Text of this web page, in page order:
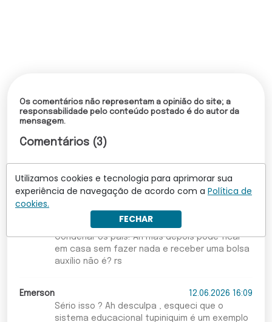
Os comentários não representam a opinião do site; a
responsabilidade pelo conteúdo postado é do autor da
mensagem.
Comentários (3)
Absurdo! Muito pior é expor as adolescentes
dessa forma! Deixem esta família em paz!!!!!
Condenar os pais! Ah mas depois pode ficar
em casa sem fazer nada e receber uma bolsa
auxílio não é? rs
Emerson
12.06.2026 16:09
Sério isso ? Ah desculpa , esqueci que o
sistema educacional tupiniquim é um exemplo
Utilizamos cookies e tecnologia para aprimorar sua
experiência de navegação de acordo com a Política de
cookies.
FECHAR